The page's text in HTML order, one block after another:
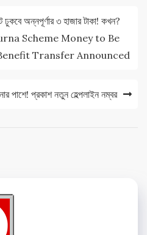
অন্নপূর্ণার ৩ হাজার টাকা! কখন?
Scheme Money to Be
Transfer Announced
পাশে! প্রকাশ নতুন হেল্পলাইন নম্বর